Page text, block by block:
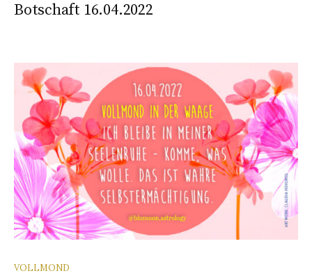
Botschaft 16.04.2022
VOLLMOND